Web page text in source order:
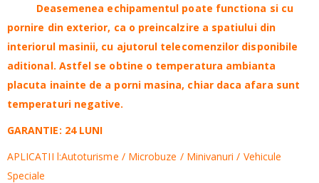
Deasemenea echipamentul poate functiona si cu
pornire din exterior, ca o preincalzire a spatiului din
interiorul masinii, cu ajutorul telecomenzilor disponibile
aditional. Astfel se obtine o temperatura ambianta
placuta inainte de a porni masina, chiar daca afara sunt
temperaturi negative.
GARANTIE: 24 LUNI
APLICATII l:Autoturisme / Microbuze / Minivanuri / Vehicule
Speciale